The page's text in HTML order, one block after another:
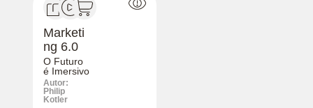
Marketi
ng 6.0
O Futuro
é Imersivo
Autor:
Philip
Kotler